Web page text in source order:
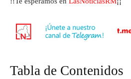
Tabla de Contenidos